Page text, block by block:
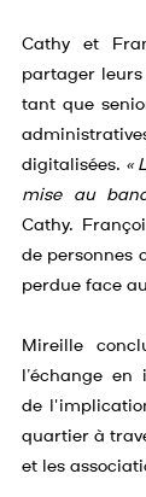
Cathy et
partager
tant que
digitalisées. «
mise au
Cathy.
de personnes
perdue face
Mireille
l’échange
de
quartier à
et les